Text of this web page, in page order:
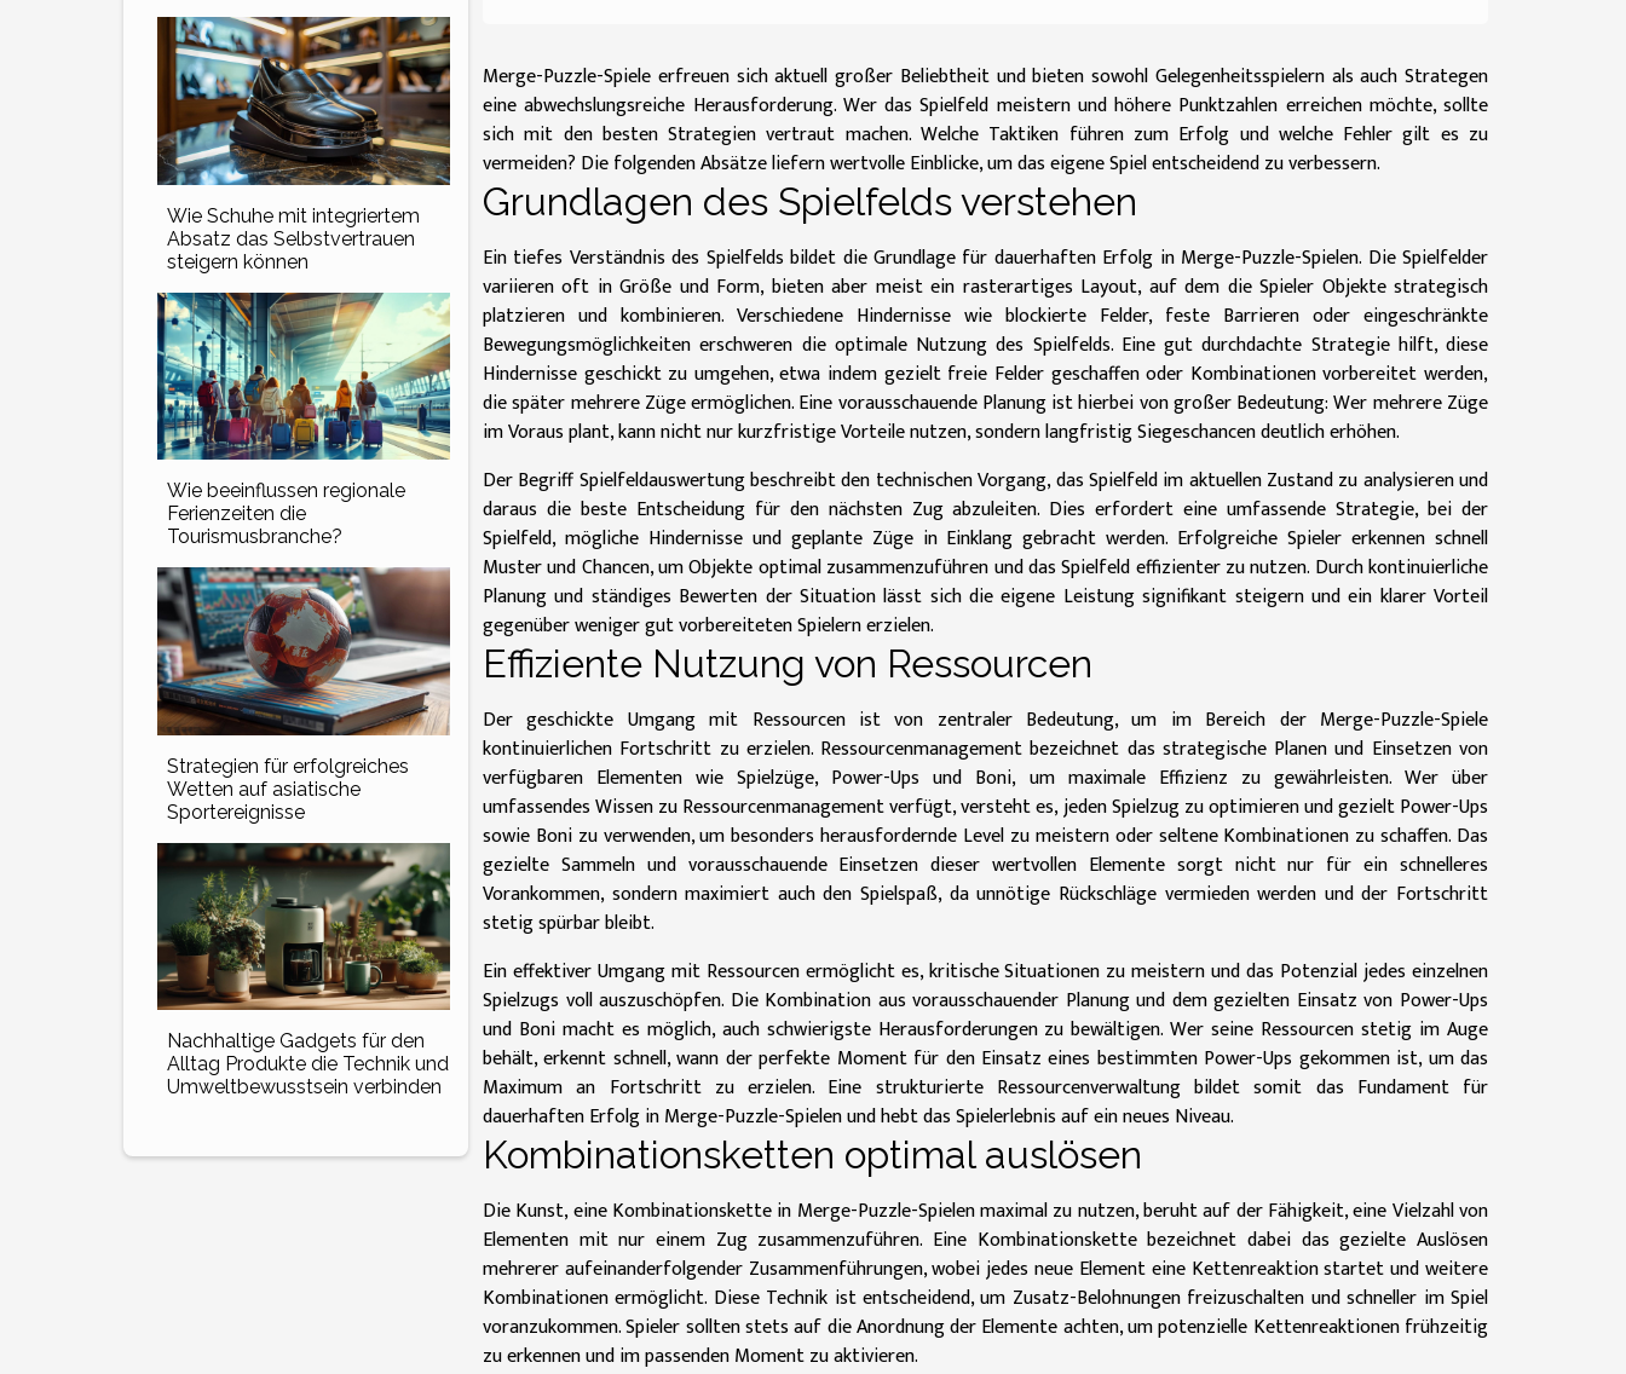
Wie Schuhe mit integriertem
Absatz das Selbstvertrauen
steigern können
Wie beeinflussen regionale
Ferienzeiten die
Tourismusbranche?
Strategien für erfolgreiches
Wetten auf asiatische
Sportereignisse
Nachhaltige Gadgets für den
Alltag Produkte die Technik und
Umweltbewusstsein verbinden
Merge-Puzzle-Spiele erfreuen sich aktuell großer Beliebtheit und bieten sowohl Gelegenheitsspielern als auch Strategen
eine abwechslungsreiche Herausforderung. Wer das Spielfeld meistern und höhere Punktzahlen erreichen möchte, sollte
sich mit den besten Strategien vertraut machen. Welche Taktiken führen zum Erfolg und welche Fehler gilt es zu
vermeiden? Die folgenden Absätze liefern wertvolle Einblicke, um das eigene Spiel entscheidend zu verbessern.
Grundlagen des Spielfelds verstehen
Ein tiefes Verständnis des Spielfelds bildet die Grundlage für dauerhaften Erfolg in Merge-Puzzle-Spielen. Die Spielfelder
variieren oft in Größe und Form, bieten aber meist ein rasterartiges Layout, auf dem die Spieler Objekte strategisch
platzieren und kombinieren. Verschiedene Hindernisse wie blockierte Felder, feste Barrieren oder eingeschränkte
Bewegungsmöglichkeiten erschweren die optimale Nutzung des Spielfelds. Eine gut durchdachte Strategie hilft, diese
Hindernisse geschickt zu umgehen, etwa indem gezielt freie Felder geschaffen oder Kombinationen vorbereitet werden,
die später mehrere Züge ermöglichen. Eine vorausschauende Planung ist hierbei von großer Bedeutung: Wer mehrere Züge
im Voraus plant, kann nicht nur kurzfristige Vorteile nutzen, sondern langfristig Siegeschancen deutlich erhöhen.
Der Begriff Spielfeldauswertung beschreibt den technischen Vorgang, das Spielfeld im aktuellen Zustand zu analysieren und
daraus die beste Entscheidung für den nächsten Zug abzuleiten. Dies erfordert eine umfassende Strategie, bei der
Spielfeld, mögliche Hindernisse und geplante Züge in Einklang gebracht werden. Erfolgreiche Spieler erkennen schnell
Muster und Chancen, um Objekte optimal zusammenzuführen und das Spielfeld effizienter zu nutzen. Durch kontinuierliche
Planung und ständiges Bewerten der Situation lässt sich die eigene Leistung signifikant steigern und ein klarer Vorteil
gegenüber weniger gut vorbereiteten Spielern erzielen.
Effiziente Nutzung von Ressourcen
Der geschickte Umgang mit Ressourcen ist von zentraler Bedeutung, um im Bereich der Merge-Puzzle-Spiele
kontinuierlichen Fortschritt zu erzielen. Ressourcenmanagement bezeichnet das strategische Planen und Einsetzen von
verfügbaren Elementen wie Spielzüge, Power-Ups und Boni, um maximale Effizienz zu gewährleisten. Wer über
umfassendes Wissen zu Ressourcenmanagement verfügt, versteht es, jeden Spielzug zu optimieren und gezielt Power-Ups
sowie Boni zu verwenden, um besonders herausfordernde Level zu meistern oder seltene Kombinationen zu schaffen. Das
gezielte Sammeln und vorausschauende Einsetzen dieser wertvollen Elemente sorgt nicht nur für ein schnelleres
Vorankommen, sondern maximiert auch den Spielspaß, da unnötige Rückschläge vermieden werden und der Fortschritt
stetig spürbar bleibt.
Ein effektiver Umgang mit Ressourcen ermöglicht es, kritische Situationen zu meistern und das Potenzial jedes einzelnen
Spielzugs voll auszuschöpfen. Die Kombination aus vorausschauender Planung und dem gezielten Einsatz von Power-Ups
und Boni macht es möglich, auch schwierigste Herausforderungen zu bewältigen. Wer seine Ressourcen stetig im Auge
behält, erkennt schnell, wann der perfekte Moment für den Einsatz eines bestimmten Power-Ups gekommen ist, um das
Maximum an Fortschritt zu erzielen. Eine strukturierte Ressourcenverwaltung bildet somit das Fundament für
dauerhaften Erfolg in Merge-Puzzle-Spielen und hebt das Spielerlebnis auf ein neues Niveau.
Kombinationsketten optimal auslösen
Die Kunst, eine Kombinationskette in Merge-Puzzle-Spielen maximal zu nutzen, beruht auf der Fähigkeit, eine Vielzahl von
Elementen mit nur einem Zug zusammenzuführen. Eine Kombinationskette bezeichnet dabei das gezielte Auslösen
mehrerer aufeinanderfolgender Zusammenführungen, wobei jedes neue Element eine Kettenreaktion startet und weitere
Kombinationen ermöglicht. Diese Technik ist entscheidend, um Zusatz-Belohnungen freizuschalten und schneller im Spiel
voranzukommen. Spieler sollten stets auf die Anordnung der Elemente achten, um potenzielle Kettenreaktionen frühzeitig
zu erkennen und im passenden Moment zu aktivieren.